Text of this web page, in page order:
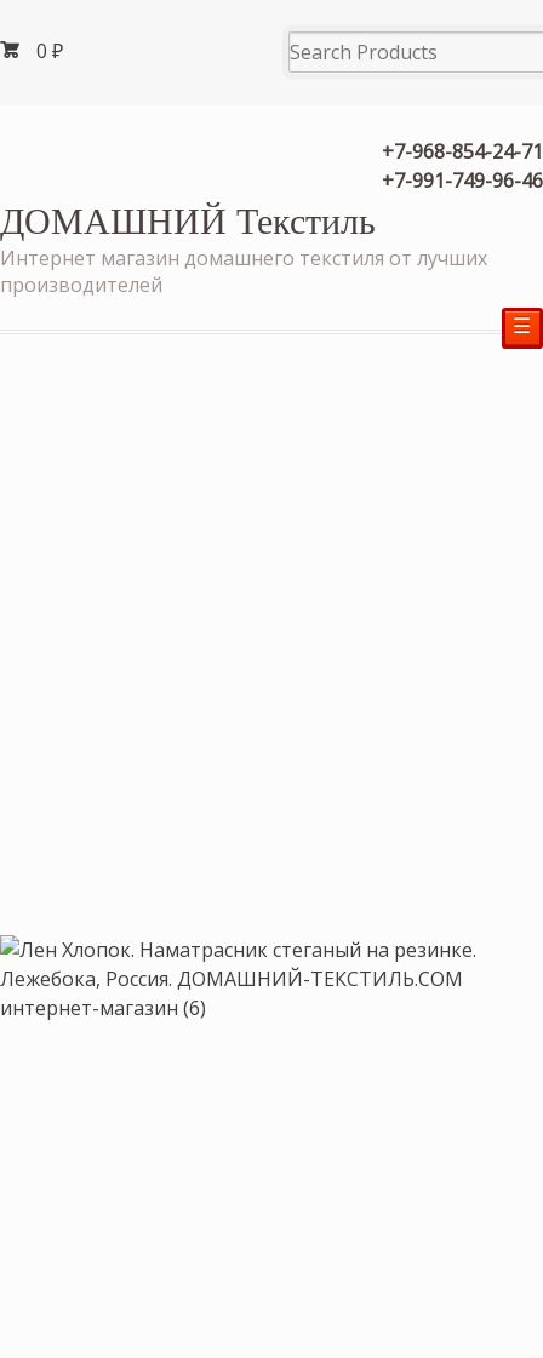
0 ₽
+7-968-854-24-71
+7-991-749-96-46
ДОМАШНИЙ Текстиль
Интернет магазин домашнего текстиля от лучших
производителей
☰